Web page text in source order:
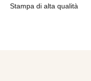
Stampa di alta qualità